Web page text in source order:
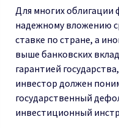
Для многих облигации
надежному вложению
ставке по стране, а
выше банковских
гарантией
инвестор должен
государственный
инвестиционный